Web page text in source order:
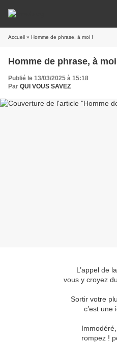
Accueil » Homme de phrase, à moi !
Homme de phrase, à
Publié le 13/03/2025 à 15:18
Par QUI VOUS SAVEZ
L’appel de
vous y croyez
Sortir votre
c’est une
rompez !